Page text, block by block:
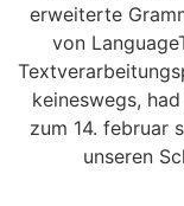
erweiterte
von
keineswegs,
zum 14. februar
unseren